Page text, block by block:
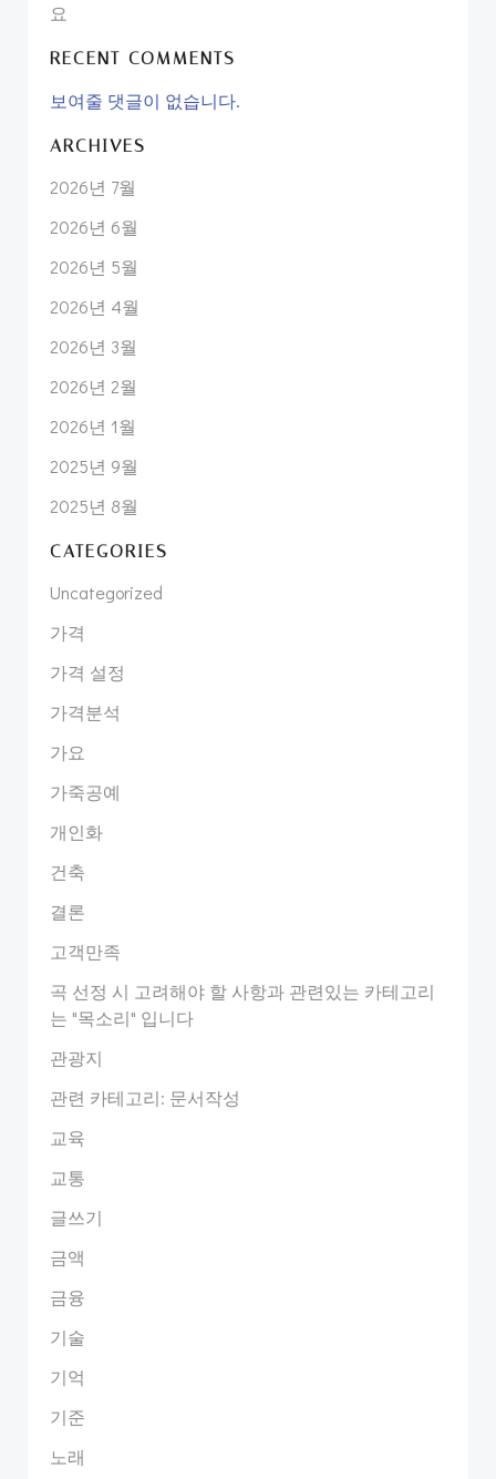
요
RECENT COMMENTS
보여줄 댓글이 없습니다.
ARCHIVES
2026년 7월
2026년 6월
2026년 5월
2026년 4월
2026년 3월
2026년 2월
2026년 1월
2025년 9월
2025년 8월
CATEGORIES
Uncategorized
가격
가격 설정
가격분석
가요
가죽공예
개인화
건축
결론
고객만족
곡 선정 시 고려해야 할 사항과 관련있는 카테고리
는 "목소리" 입니다
관광지
관련 카테고리: 문서작성
교육
교통
글쓰기
금액
금융
기술
기억
기준
노래